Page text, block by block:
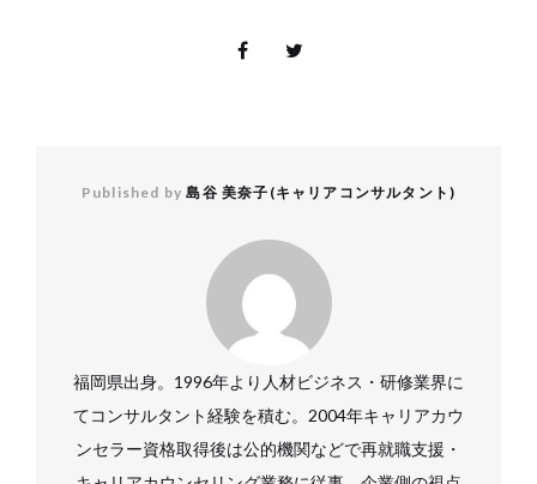
Published by 島谷 美奈子(キャリアコンサルタント)
福岡県出身。1996年より人材ビジネス・研修業界に
てコンサルタント経験を積む。2004年キャリアカウ
ンセラー資格取得後は公的機関などで再就職支援・